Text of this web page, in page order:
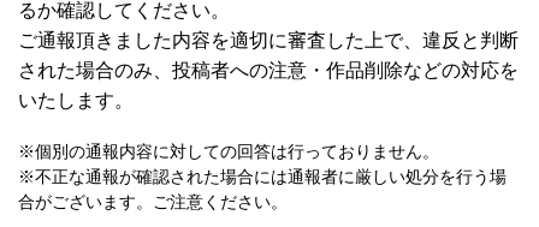
るか確認してください。
ご通報頂きました内容を適切に審査した上で、違反と判断
された場合のみ、投稿者への注意・作品削除などの対応を
いたします。
※個別の通報内容に対しての回答は行っておりません。
※不正な通報が確認された場合には通報者に厳しい処分を行う場
合がございます。ご注意ください。